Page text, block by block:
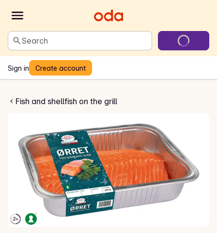
Search
Sign in Create account
Fish and shellfish on the grill
med skinn